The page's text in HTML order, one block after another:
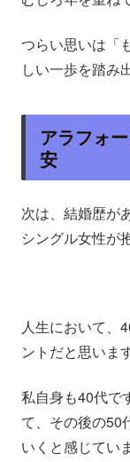
つらい思いは「
しい一歩を踏み
アラフォ
安
次は、結婚歴が
シングル女性が
人生において、
ントだと思います
私自身も40代で
て、その後の50
いくと感じてい